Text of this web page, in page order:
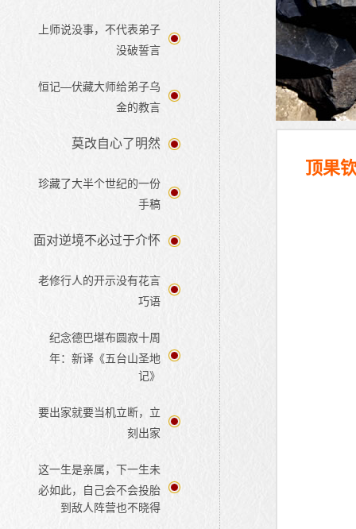
顶果
上师说没事，不代表弟子
没破誓言
恒记—伏藏大师给弟子乌
金的教言
莫改自心了明然
珍藏了大半个世纪的一份
手稿
面对逆境不必过于介怀
老修行人的开示没有花言
巧语
纪念德巴堪布圆寂十周
年：新译《五台山圣地
记》
要出家就要当机立断，立
刻出家
这一生是亲属，下一生未
必如此，自己会不会投胎
到敌人阵营也不晓得